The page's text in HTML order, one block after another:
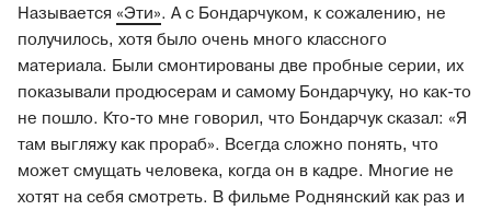
Называется «Эти». А с Бондарчуком, к сожалению, не
получилось, хотя было очень много классного
материала. Были смонтированы две пробные серии, их
показывали продюсерам и самому Бондарчуку, но как-то
не пошло. Кто-то мне говорил, что Бондарчук сказал: «Я
там выгляжу как прораб». Всегда сложно понять, что
может смущать человека, когда он в кадре. Многие не
хотят на себя смотреть. В фильме Роднянский как раз и